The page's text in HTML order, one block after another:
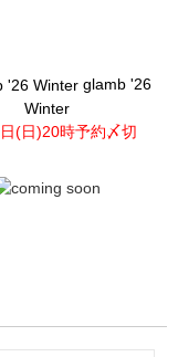
glamb '26
Winter
(日)20時予約〆切